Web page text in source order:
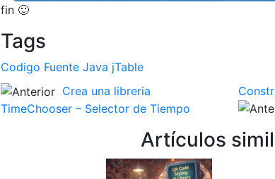
fin 🙂
Tags
Codigo Fuente Java jTable
Crea una libreria
TimeChooser – Selector de Tiempo
Artículos